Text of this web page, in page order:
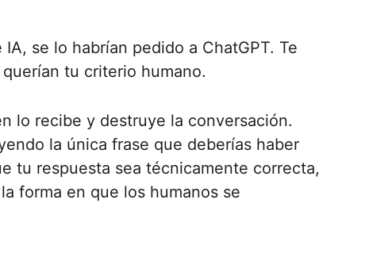
se lo habrían pedido a ChatGPT. Te
tu criterio humano.
lo recibe y destruye la conversación.
la única frase que deberías haber
tu respuesta sea técnicamente correcta,
forma en que los humanos se